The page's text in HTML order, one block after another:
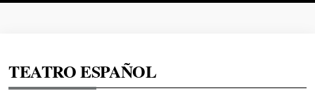
TEATRO ESPAÑOL